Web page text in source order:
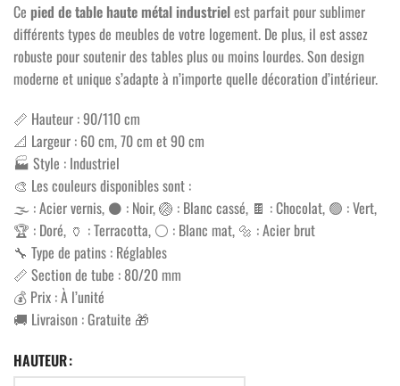
Ce pied de table haute métal industrielest parfait pour sublimer
différents types de meubles de votre logement. De plus, il est assez
robuste pour soutenir des tables plus ou moins lourdes. Son design
moderne et unique s’adapte à n’importe quelle décoration d’intérieur.
📏 Hauteur : 90/110 cm
📐 Largeur : 60 cm, 70 cm et 90 cm
🏭 Style : Industriel
🎨 Les couleurs disponibles sont :
🌫️ : Acier vernis, ⚫ : Noir, 🏐 : Blanc cassé, 🍫 : Chocolat, 🟢 : Vert,
🏆 : Doré, 🏺 : Terracotta, ⚪ : Blanc mat, 🔩 : Acier brut
🔧 Type de patins : Réglables
📏 Section de tube : 80/20 mm
💰 Prix : À l’unité
🚚 Livraison : Gratuite 🎁
HAUTEUR